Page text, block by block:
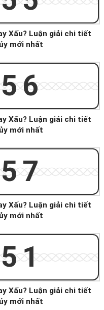
Xấu? Luận giải chi tiết
mới nhất
Xấu? Luận giải chi tiết
mới nhất
Xấu? Luận giải chi tiết
mới nhất
Xấu? Luận giải chi tiết
mới nhất